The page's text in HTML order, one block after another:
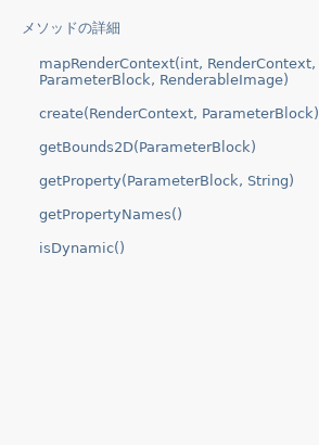
メソッドの詳細
mapRenderContext(int, RenderContext,
ParameterBlock, RenderableImage)
create(RenderContext, ParameterBlock)
getBounds2D(ParameterBlock)
getProperty(ParameterBlock, String)
getPropertyNames()
isDynamic()